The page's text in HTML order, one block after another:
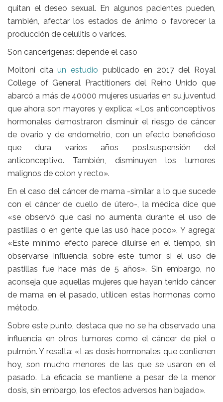
quitan el deseo sexual. En algunos pacientes pueden,
también, afectar los estados de ánimo o favorecer la
producción de celulitis o varices.
Son cancerígenas: depende el caso
Moltoni citaun estudio publicado en 2017 del Royal
College of General Practitioners del Reino Unido que
abarcó a más de 40000 mujeres usuarias en su juventud
que ahora son mayores y explica: «Los anticonceptivos
hormonales demostraron disminuir el riesgo de cáncer
de ovario y de endometrio, con un efecto beneficioso
que dura varios años postsuspensión del
anticonceptivo. También, disminuyen los tumores
malignos de colon y recto».
En el caso del cáncer de mama -similar a lo que sucede
con el cáncer de cuello de útero-, la médica dice que
«se observó que casi no aumenta durante el uso de
pastillas o en gente que las usó hace poco». Y agrega:
«Este mínimo efecto parece diluirse en el tiempo, sin
observarse influencia sobre este tumor si el uso de
pastillas fue hace más de 5 años». Sin embargo, no
aconseja que aquellas mujeres que hayan tenido cáncer
de mama en el pasado, utilicen estas hormonas como
método.
Sobre este punto, destaca que no se ha observado una
influencia en otros tumores como el cáncer de piel o
pulmón. Y resalta: «Las dosis hormonales que contienen
hoy, son mucho menores de las que se usaron en el
pasado. La eficacia se mantiene a pesar de la menor
dosis, sin embargo, los efectos adversos han bajado».